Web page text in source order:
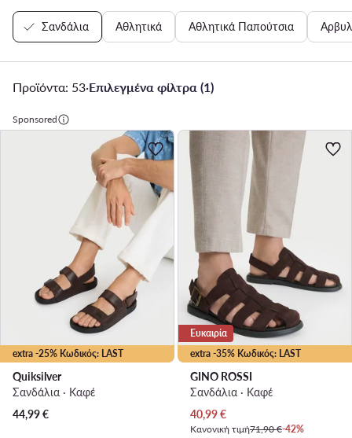
Σανδάλια Αθλητικά Αθλητικά Παπούτσια
Προϊόντα: 53·Επιλεγμένα φίλτρα (1)
Sponsored
extra -25% Κωδικός: LAST
Quiksilver
Σανδάλια · Καφέ
44,99€
extra -35% Κωδικός: LAST
Ευκαιρία
GINO ROSSI
Σανδάλια · Καφέ
Τρέχουσα τιμή
40,99€
Κανονική τιμή71,90 €-42%